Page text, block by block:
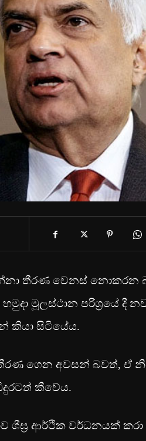
තීරණ වෙනස් නොකරන බව
මූලස්ථාන පරිශ්‍රයේ දී
කියා සිටියේය.
ගෙන අවසන් බවත්, ඒ
කීවේය.
ශීඝ්‍ර ආර්ථික වර්ධනයක්